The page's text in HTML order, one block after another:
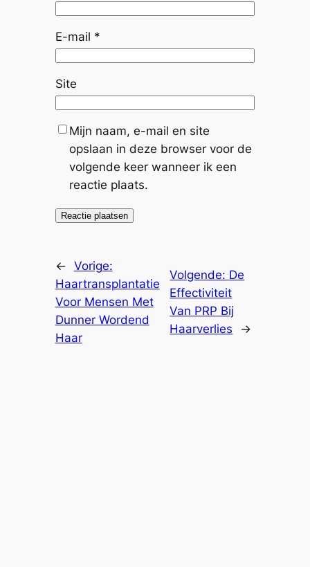
E-mail *
Site
Mijn naam, e-mail en site
opslaan in deze browser voor de
volgende keer wanneer ik een
reactie plaats.
← Vorige:
Haartransplantatie
Voor Mensen Met
Dunner Wordend
Haar
Volgende: De
Effectiviteit
Van PRP Bij
Haarverlies
→